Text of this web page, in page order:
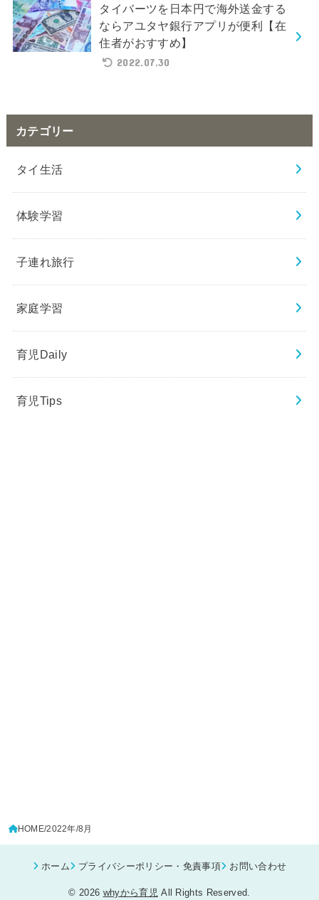
タイバーツを日本円で海外送金する
ならアユタヤ銀行アプリが便利【在
住者がおすすめ】
2022.07.30
カテゴリー
タイ生活
体験学習
子連れ旅行
家庭学習
育児Daily
育児Tips
HOME 2022年 8月
ホーム プライバシーポリシー・免責事項 お問い合わせ
© 2026 whyから育児All Rights Reserved.